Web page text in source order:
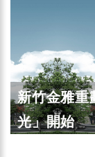
新竹金雅重
光」開始